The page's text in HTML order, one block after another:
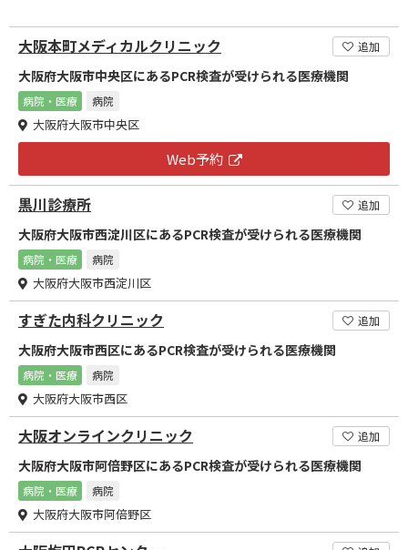
大阪本町メディカルクリニック 追加
大阪府大阪市中央区にあるPCR検査が受けられる医療機関
病院・医療 病院
大阪府大阪市中央区
Web予約
黒川診療所 追加
大阪府大阪市西淀川区にあるPCR検査が受けられる医療機関
病院・医療 病院
大阪府大阪市西淀川区
すぎた内科クリニック 追加
大阪府大阪市西区にあるPCR検査が受けられる医療機関
病院・医療 病院
大阪府大阪市西区
大阪オンラインクリニック 追加
大阪府大阪市阿倍野区にあるPCR検査が受けられる医療機関
病院・医療 病院
大阪府大阪市阿倍野区